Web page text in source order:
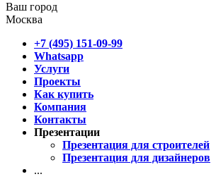
Ваш город
Москва
+7 (495) 151-09-99
Whatsapp
Услуги
Проекты
Как купить
Компания
Контакты
Презентации
Презентация для строителей
Презентация для дизайнеров
...